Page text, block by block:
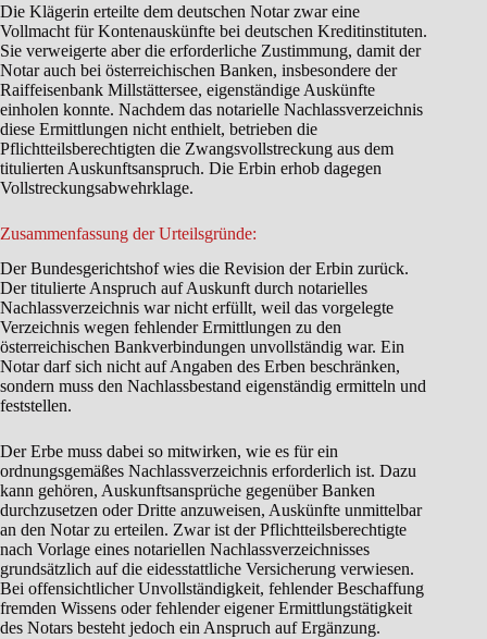
Die Klägerin erteilte dem deutschen Notar zwar eine
Vollmacht für Kontenauskünfte bei deutschen Kreditinstituten.
Sie verweigerte aber die erforderliche Zustimmung, damit der
Notar auch bei österreichischen Banken, insbesondere der
Raiffeisenbank Millstättersee, eigenständige Auskünfte
einholen konnte. Nachdem das notarielle Nachlassverzeichnis
diese Ermittlungen nicht enthielt, betrieben die
Pflichtteilsberechtigten die Zwangsvollstreckung aus dem
titulierten Auskunftsanspruch. Die Erbin erhob dagegen
Vollstreckungsabwehrklage.
Zusammenfassung der Urteilsgründe:
Der Bundesgerichtshof wies die Revision der Erbin zurück.
Der titulierte Anspruch auf Auskunft durch notarielles
Nachlassverzeichnis war nicht erfüllt, weil das vorgelegte
Verzeichnis wegen fehlender Ermittlungen zu den
österreichischen Bankverbindungen unvollständig war. Ein
Notar darf sich nicht auf Angaben des Erben beschränken,
sondern muss den Nachlassbestand eigenständig ermitteln und
feststellen.
Der Erbe muss dabei so mitwirken, wie es für ein
ordnungsgemäßes Nachlassverzeichnis erforderlich ist. Dazu
kann gehören, Auskunftsansprüche gegenüber Banken
durchzusetzen oder Dritte anzuweisen, Auskünfte unmittelbar
an den Notar zu erteilen. Zwar ist der Pflichtteilsberechtigte
nach Vorlage eines notariellen Nachlassverzeichnisses
grundsätzlich auf die eidesstattliche Versicherung verwiesen.
Bei offensichtlicher Unvollständigkeit, fehlender Beschaffung
fremden Wissens oder fehlender eigener Ermittlungstätigkeit
des Notars besteht jedoch ein Anspruch auf Ergänzung.